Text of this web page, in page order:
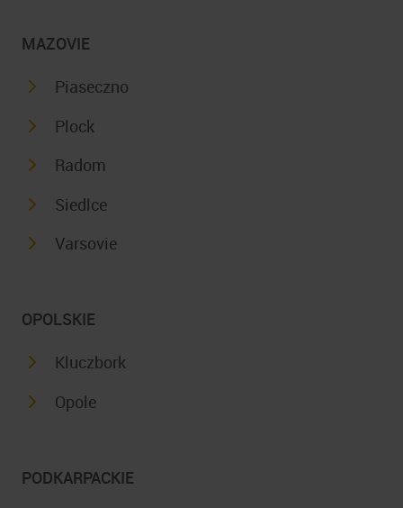
MAZOVIE
Piaseczno
Plock
Radom
Siedlce
Varsovie
OPOLSKIE
Kluczbork
Opole
PODKARPACKIE